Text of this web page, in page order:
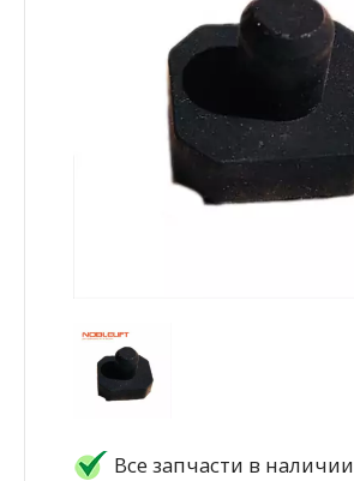
Все запчасти в наличии